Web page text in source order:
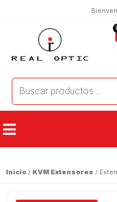
Inicio / KVM Extensores /